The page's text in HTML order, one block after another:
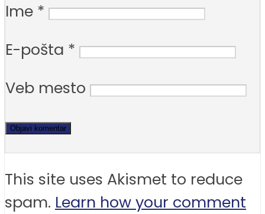
Ime *
E-pošta *
Veb mesto
This site uses Akismet to reduce
spam. Learn how your comment